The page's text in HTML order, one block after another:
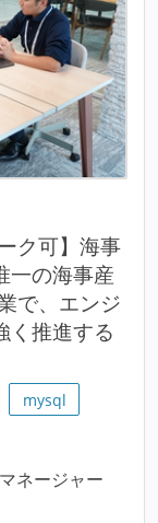
ク可】海事
一の海事産
で、エンジ
く推進する
mysql
ネージャー